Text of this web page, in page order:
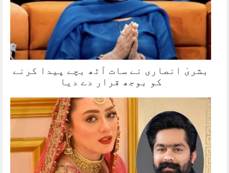
بشریٰ انصاری نے سات آٹھ بچے پیدا کرنے
کو بوجھ قرار دے دیا